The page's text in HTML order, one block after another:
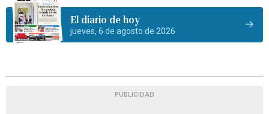
El diario de hoy
jueves, 6 de agosto de 2026
PUBLICIDAD